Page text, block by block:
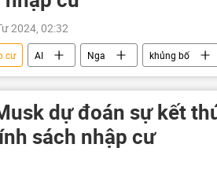
2024, 02:32
cư AI Nga khủng bố
người lao động Xã hội
dự đoán sự kết
sách nhập cư